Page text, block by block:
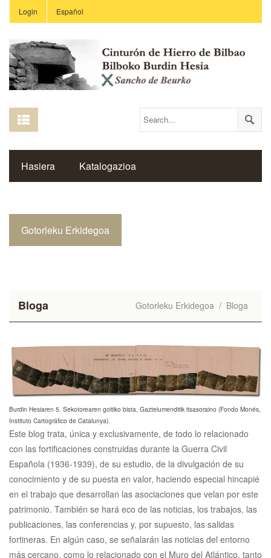
Login Español
Hasiera Katalogazioa
Gotorleku Erkidegoa
Bloga Gotorleku Erkidegoa / Bloga
Burdin Hesiaren 5. Sekotorearen goitiko bista, Gaztelumenditik itsasoraino (Fondo Monés,
Instituto Cartográfico de Catalunya).
Este blog trata, única y exclusivamente, de todo lo relacionado
con las fortificaciones construidas durante la Guerra Civil
Española (1936-1939), de su estudio, de la divulgación de su
conocimiento y de su puesta en valor, haciendo especial hincapié
en el trabajo que desarrollan las asociaciones que velan por este
patrimonio. También se hará eco de las noticias, los trabajos, las
publicaciones, las conferencias y, por supuesto, las salidas
fortineras. En algún caso, se señalarán las noticias del entorno
más cercano, como lo relacionado con el Muro del Atlántico, tanto